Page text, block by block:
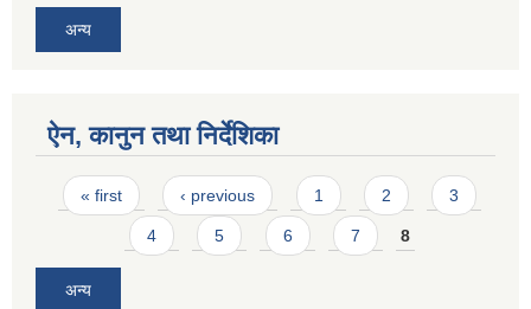
अन्य
ऐन, कानुन तथा निर्देशिका
Pages
« first ‹ previous 1 2 3
4 5 6 7 8
अन्य